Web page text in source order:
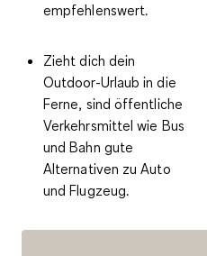
empfehlenswert.
Zieht dich dein
Outdoor-Urlaub in die
Ferne, sind öffentliche
Verkehrsmittel wie Bus
und Bahn gute
Alternativen zu Auto
und Flugzeug.